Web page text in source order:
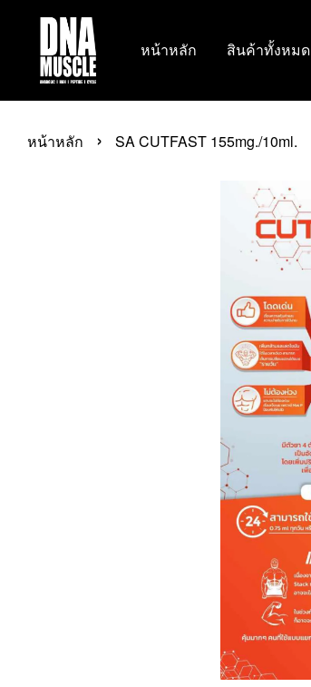
หน้าหลัก สินค้าทั้งหมด
หน้าหลัก › SA CUTFAST 155mg./10ml.